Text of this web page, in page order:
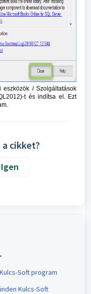
/ Szolgáltatások
t és indítsa el. Ezt
cikket?
Igen
Soft program
Kulcs-Soft